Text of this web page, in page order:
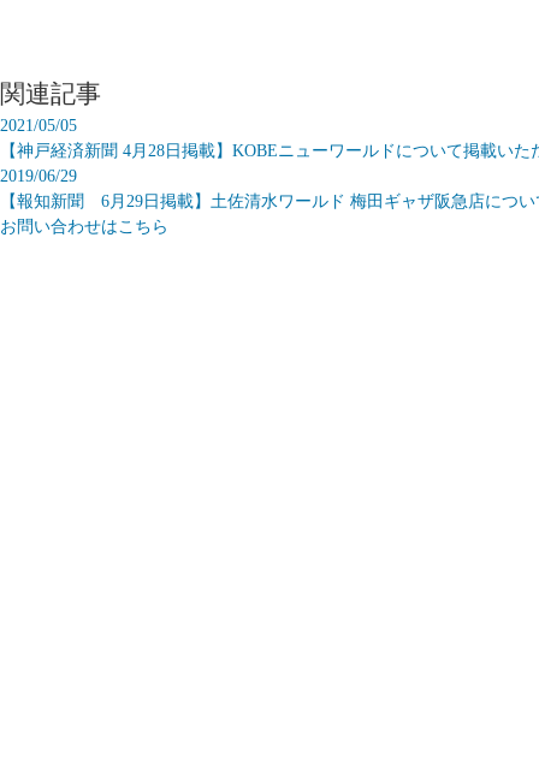
関連記事
2021/05/05
【神戸経済新聞 4月28日掲載】KOBEニューワールドについて掲載いた
2019/06/29
【報知新聞 6月29日掲載】土佐清水ワールド 梅田ギャザ阪急店につ
お問い合わせはこちら